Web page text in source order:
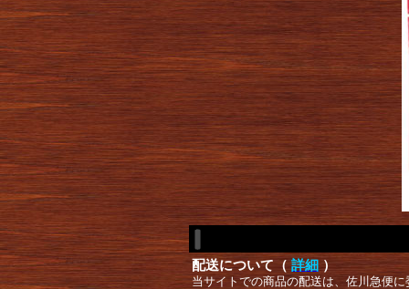
配送について（ 詳細 ）
当サイトでの商品の配送は、佐川急便